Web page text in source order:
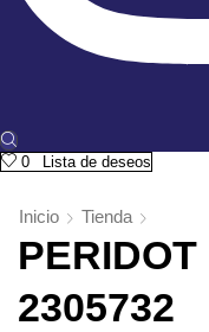
0 Lista de deseos
Inicio Tienda
2305732